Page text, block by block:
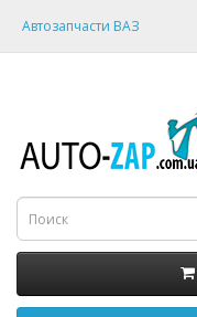
Автозапчасти ВАЗ